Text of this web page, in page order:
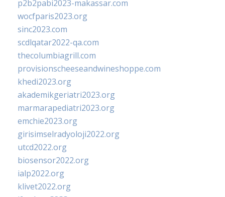
p2b2pabi2023-makassar.com
wocfparis2023.org
sinc2023.com
scdlqatar2022-qa.com
thecolumbiagrill.com
provisionscheeseandwineshoppe.com
khedi2023.org
akademikgeriatri2023.org
marmarapediatri2023.org
emchie2023.org
girisimselradyoloji2022.org
utcd2022.org
biosensor2022.org
ialp2022.org
klivet2022.org